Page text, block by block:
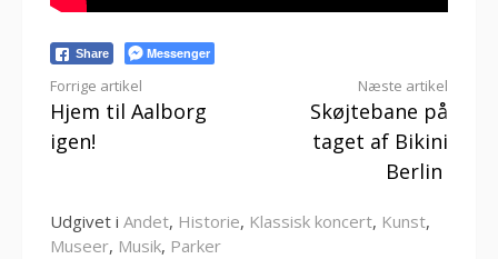
Share Messenger
Læs
videre
Forrige artikel
Hjem til Aalborg
igen!
Næste artikel
Skøjtebane på
taget af Bikini
Berlin
Udgivet i Andet, Historie, Klassisk koncert, Kunst,
Museer, Musik, Parker